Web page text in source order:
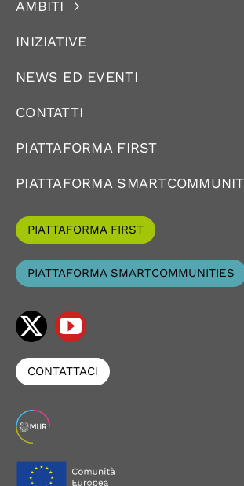
AMBITI
INIZIATIVE
NEWS ED EVENTI
CONTATTI
PIATTAFORMA FIRST
PIATTAFORMA
PIATTAFORMA FIRST
PIATTAFORMA SMARTCOMMUNITIES
CONTATTACI